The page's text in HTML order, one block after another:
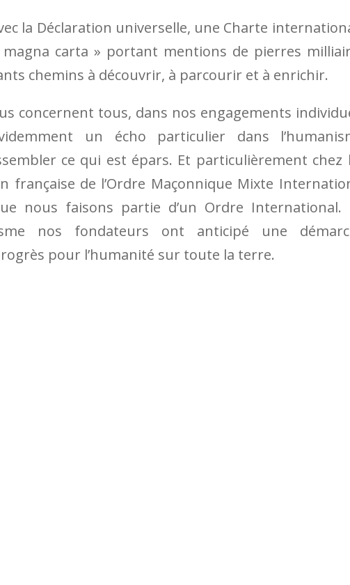
la Déclaration universelle, une Charte
magna carta » portant mentions de pierres
chemins à découvrir, à parcourir et à enrichir.
concernent tous, dans nos engagements
un écho particulier dans
ce qui est épars. Et particulièrement chez
française de l’Ordre Maçonnique Mixte
nous faisons partie d’un Ordre International.
nos fondateurs ont anticipé une
pour l’humanité sur toute la terre.